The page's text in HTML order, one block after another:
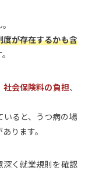
度が存在するかも含
社会保険料の負担、
ると、うつ病の場
ります。
深く就業規則を確認